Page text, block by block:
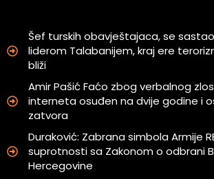
Šef turskih obavještajaca, se
liderom Talabanijem, kraj ere
bliži
Amir Pašić Faćo zbog verbalnog
interneta osuđen na dvije godine i
zatvora
Duraković: Zabrana simbola Armije
suprotnosti sa Zakonom o odbrani
Hercegovine